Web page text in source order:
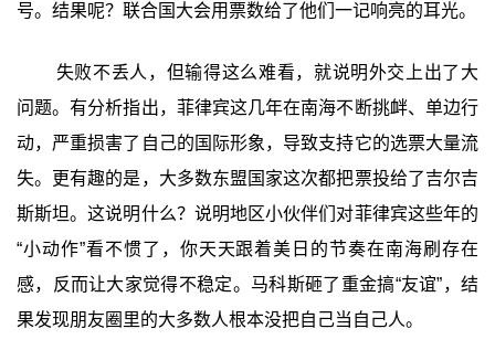
号。结果呢？联合国大会用票数给了他们一记响亮的耳光。
失败不丢人，但输得这么难看，就说明外交上出了大
问题。有分析指出，菲律宾这几年在南海不断挑衅、单边行
动，严重损害了自己的国际形象，导致支持它的选票大量流
失。更有趣的是，大多数东盟国家这次都把票投给了吉尔吉
斯斯坦。这说明什么？说明地区小伙伴们对菲律宾这些年的
“小动作”看不惯了，你天天跟着美日的节奏在南海刷存在
感，反而让大家觉得不稳定。马科斯砸了重金搞“友谊”，结
果发现朋友圈里的大多数人根本没把自己当自己人。